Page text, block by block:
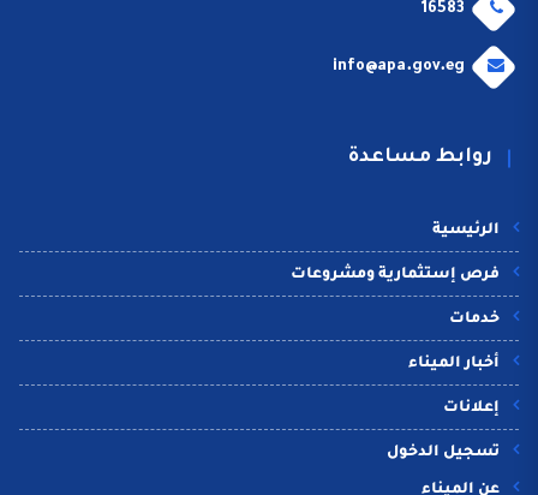
16583
info@apa.gov.eg
روابط مساعدة
الرئيسية
فرص إستثمارية ومشروعات
خدمات
أخبار الميناء
إعلانات
تسجيل الدخول
عن الميناء